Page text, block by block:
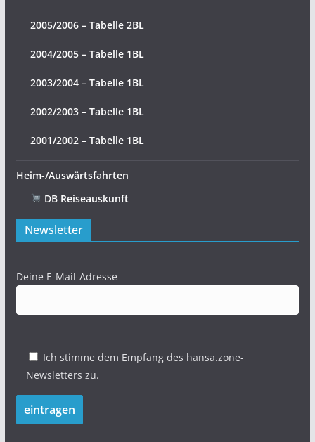
2005/2006 – Tabelle 2BL
2004/2005 – Tabelle 1BL
2003/2004 – Tabelle 1BL
2002/2003 – Tabelle 1BL
2001/2002 – Tabelle 1BL
Heim-/Auswärtsfahrten
DB Reiseauskunft
Newsletter
Deine E-Mail-Adresse
Ich stimme dem Empfang des hansa.zone-
Newsletters zu.